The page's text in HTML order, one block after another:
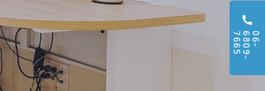
0
6
-
6
8
0
9
-
7
6
6
5